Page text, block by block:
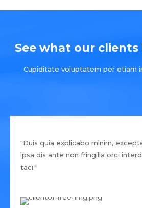
See what our clients
Cupiditate voluptatem per etiam
"Duis quia explicabo minim,
ipsa dis ante non fringilla orci
taci."